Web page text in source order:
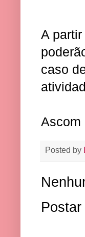
A
caso
Ascom
Posted by